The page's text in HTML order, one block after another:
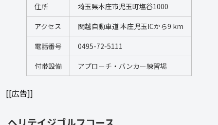
住所 埼玉県本庄市児玉町塩谷1000
アクセス 関越自動車道 本庄児玉ICから9 km
電話番号 0495-72-5111
付帯設備 アプローチ・バンカー練習場
[[広告]]